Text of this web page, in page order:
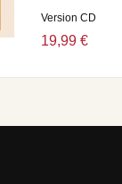
Version CD
19,99 €